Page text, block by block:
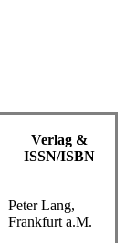
Verlag &
ISSN/ISBN
Peter Lang,
Frankfurt a.M.